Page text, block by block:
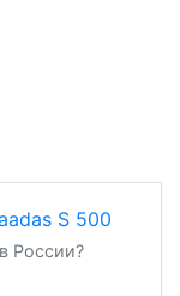
России?